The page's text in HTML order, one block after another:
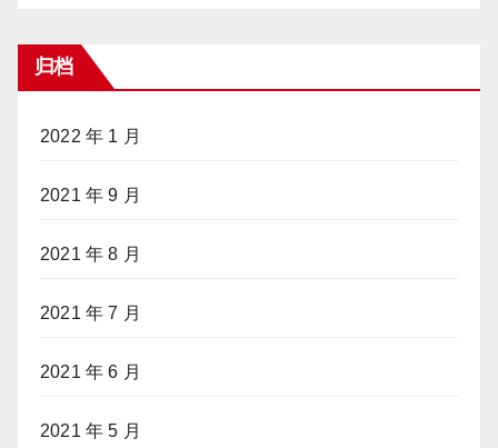
归档
2022 年 1 月
2021 年 9 月
2021 年 8 月
2021 年 7 月
2021 年 6 月
2021 年 5 月